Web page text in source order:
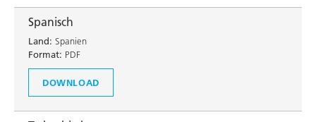
Spanisch
Land: Spanien
Format: PDF
DOWNLOAD